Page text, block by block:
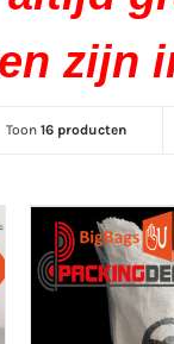
zijn
Toon16 producten